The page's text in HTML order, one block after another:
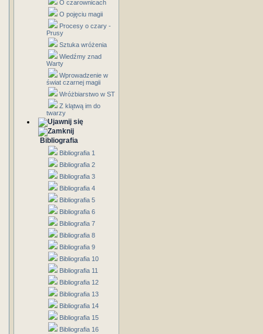
O czarownicach
O pojęciu magii
Procesy o czary -
Prusy
Sztuka wróżenia
Wiedźmy znad
Warty
Wprowadzenie w
świat czarnej magii
Wróżbiarstwo w ST
Z klątwą im do
twarzy
Bibliografia
Bibliografia 1
Bibliografia 2
Bibliografia 3
Bibliografia 4
Bibliografia 5
Bibliografia 6
Bibliografia 7
Bibliografia 8
Bibliografia 9
Bibliografia 10
Bibliografia 11
Bibliografia 12
Bibliografia 13
Bibliografia 14
Bibliografia 15
Bibliografia 16